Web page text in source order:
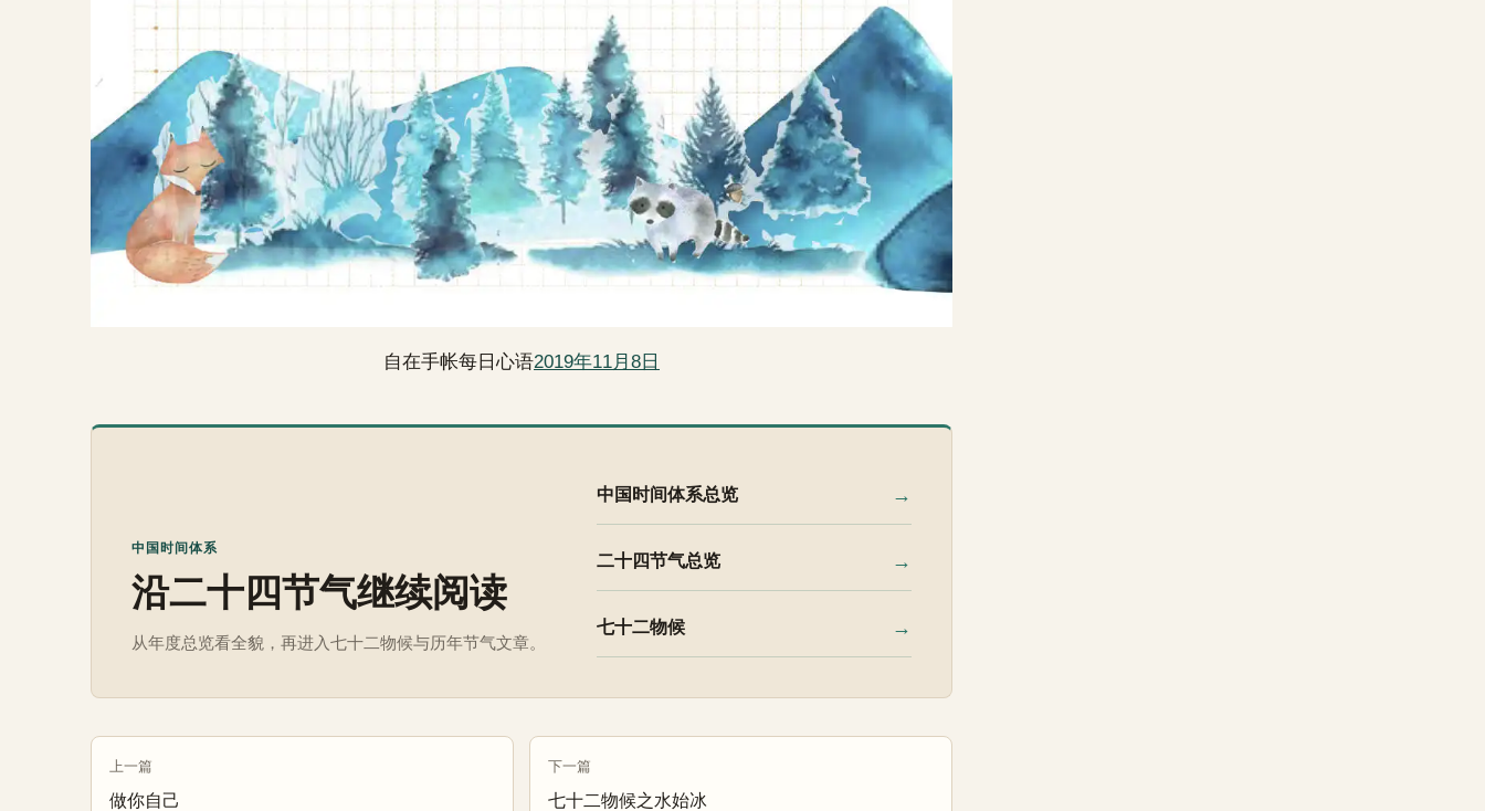
自在手帐每日心语2019年11月8日
中国时间体系
沿二十四节气继续阅读
从年度总览看全貌，再进入七十二物候与历年节气文章。
中国时间体系总览 →
二十四节气总览 →
七十二物候 →
上一篇
做你自己
下一篇
七十二物候之水始冰